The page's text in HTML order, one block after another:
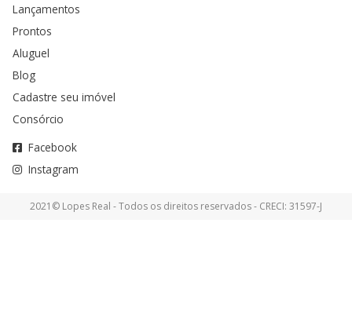
Lançamentos
Prontos
Aluguel
Blog
Cadastre seu imóvel
Consórcio
Facebook
Instagram
2021© Lopes Real - Todos os direitos reservados - CRECI: 31597-J